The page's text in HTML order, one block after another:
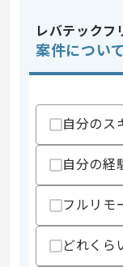
その他募集要項
メント
レバテックフ
案件について
自分のス
自分の経
フルリモ
どれくら